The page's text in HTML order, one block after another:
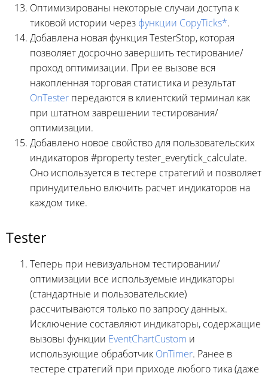
Оптимизированы некоторые случаи доступа к
тиковой истории через функции CopyTicks*.
Добавлена новая функция TesterStop, которая
позволяет досрочно завершить тестирование/
проход оптимизации. При ее вызове вся
накопленная торговая статистика и результат
OnTester передаются в клиентский терминал как
при штатном заврешении тестирования/
оптимизации.
Добавлено новое свойство для пользовательских
индикаторов #property tester_everytick_calculate.
Оно используется в тестере стратегий и позволяет
принудительно влючить расчет индикаторов на
каждом тике.
Tester
Теперь при невизуальном тестировании/
оптимизации все используемые индикаторы
(стандартные и пользовательские)
рассчитываются только по запросу данных.
Исключение составляют индикаторы, содержащие
вызовы функции EventChartCustom и
использующие обработчик OnTimer. Ранее в
тестере стратегий при приходе любого тика (даже